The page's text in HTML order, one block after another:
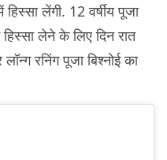
हिस्सा लेंगी. 12 वर्षीय पूजा
लेने के लिए दिन रात
रनिंग पूजा बिश्नोई का